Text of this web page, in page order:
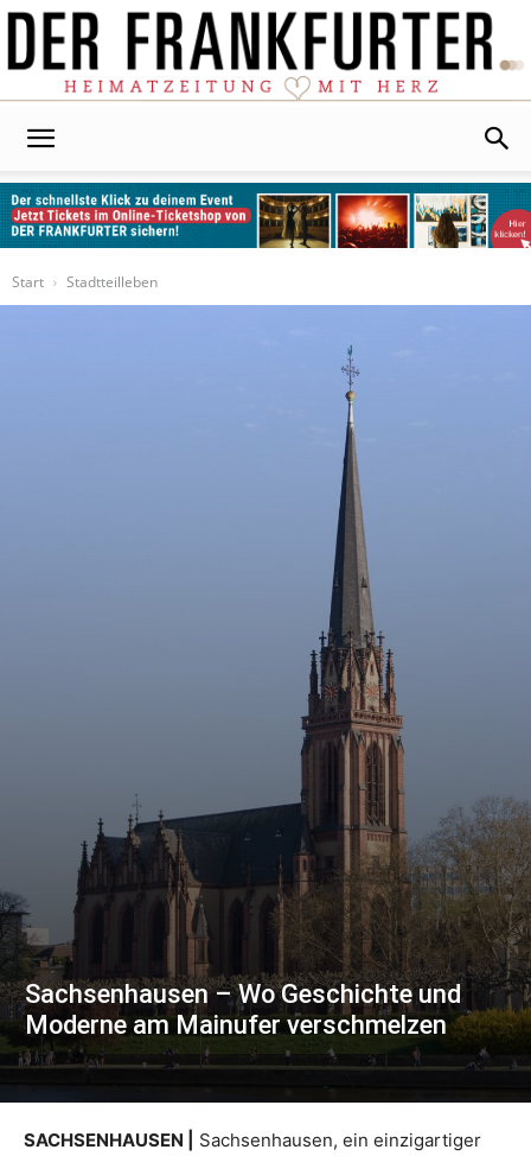
Start
Stadtteilleben
Sachsenhausen – Wo Geschichte und
Moderne am Mainufer verschmelzen
SACHSENHAUSEN |
Sachsenhausen, ein einzigartiger